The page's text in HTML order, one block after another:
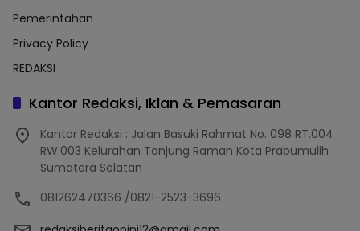
Pemerintahan
Privacy Policy
REDAKSI
Kantor Redaksi, Iklan & Pemasaran
Kantor Redaksi : Jalan Basuki Rahmat No. 098 RT.004
RW.003 Kelurahan Tanjung Raman Kota Prabumulih
Sumatera Selatan
081262470366 /0821-2523-3696